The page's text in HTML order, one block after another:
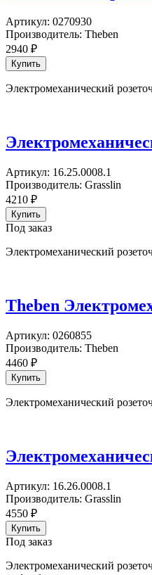
Артикул: 0270930
Производитель: Theben
2940 ₽
Электромеханический
Артикул: 16.25.0008.1
Производитель: Grasslin
4210 ₽
Под заказ
Электромеханический
Theben
Артикул: 0260855
Производитель: Theben
4460 ₽
Электромеханический
Артикул: 16.26.0008.1
Производитель: Grasslin
4550 ₽
Под заказ
Электромеханический